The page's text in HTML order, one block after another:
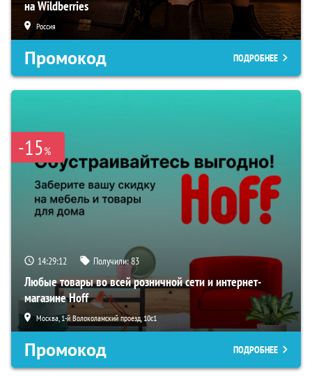
на Wildberries
Россия
Промокод ПОДРОБНЕЕ
-15%
14:29:11 Получили:83
Любые товары во всей розничной сети и интернет-
магазине Hoff
Москва, 1-й Волоколамский проезд, 10с1
Промокод ПОДРОБНЕЕ